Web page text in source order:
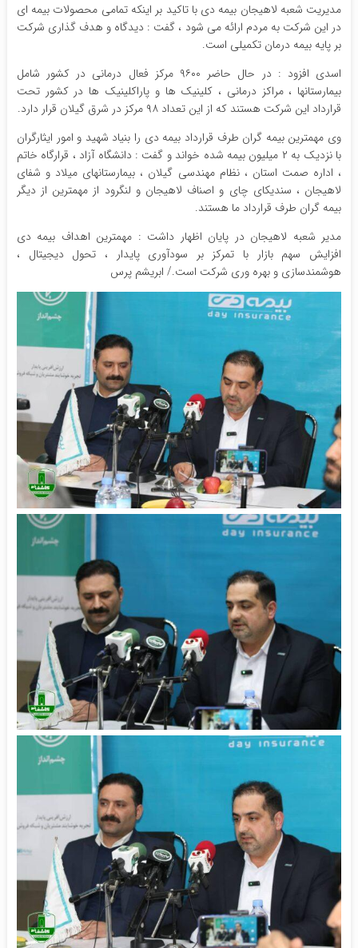
مدیریت شعبه لاهیجان بیمه دی با تاکید بر اینکه تمامی محصولات بیمه ای
در این شرکت به مردم ارائه می شود ، گفت : دیدگاه و هدف گذاری شرکت
بر پایه بیمه درمان تکمیلی است.
اسدی افزود : در حال حاضر ۹۶۰۰ مرکز فعال درمانی در کشور شامل
بیمارستانها ، مراکز درمانی ، کلینیک ها و پاراکلینیک ها در کشور تحت
قرارداد این شرکت هستند که از این تعداد ۹۸ مرکز در شرق گیلان قرار دارد.
وی مهمترین بیمه گران طرف قرارداد بیمه دی را بنیاد شهید و امور ایثارگران
با نزدیک به ۲ میلیون بیمه شده خواند و گفت : دانشگاه آزاد ، قرارگاه خاتم
، اداره صمت استان ، نظام مهندسی گیلان ، بیمارستانهای میلاد و شفای
لاهیجان ، سندیکای چای و اصناف لاهیجان و لنگرود از مهمترین از دیگر
بیمه گران طرف قرارداد ما هستند.
مدیر شعبه لاهیجان در پایان اظهار داشت : مهمترین اهداف بیمه دی
افزایش سهم بازار با تمرکز بر سودآوری پایدار ، تحول دیجیتال ،
هوشمندسازی و بهره وری شرکت است./ ابریشم پرس